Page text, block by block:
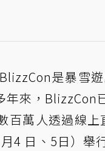
是暴雪
年來，BlizzCon
百萬人透過線
4 日、5日）舉